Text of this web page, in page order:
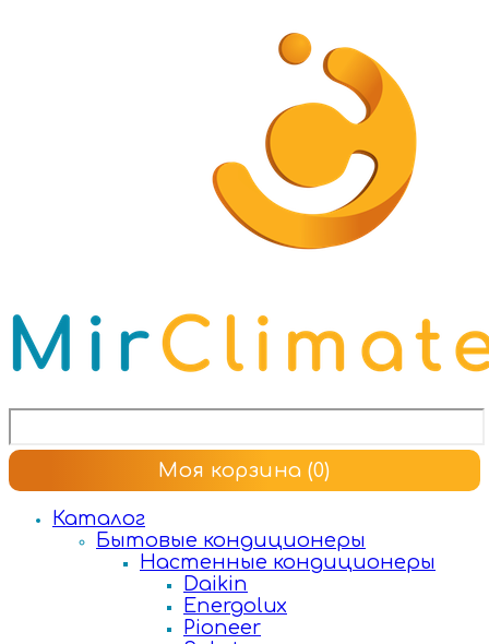
Моя корзина (0)
Каталог
Бытовые кондиционеры
Настенные кондиционеры
Daikin
Energolux
Pioneer